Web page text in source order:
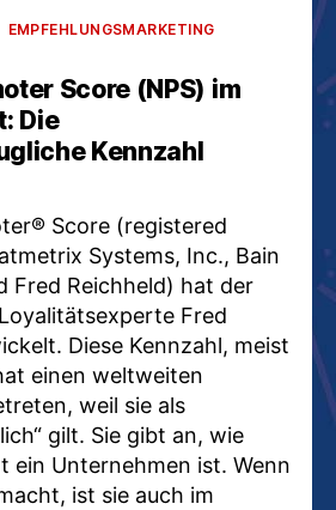
EMPFEHLUNGSMARKETING
Score (NPS) im
Die
Kennzahl
Score (registered
Systems, Inc., Bain
Fred Reichheld) hat der
Fred
Diese Kennzahl, meist
einen weltweiten
weil sie als
gilt. Sie gibt an, wie
ein Unternehmen ist. Wenn
ist sie auch im